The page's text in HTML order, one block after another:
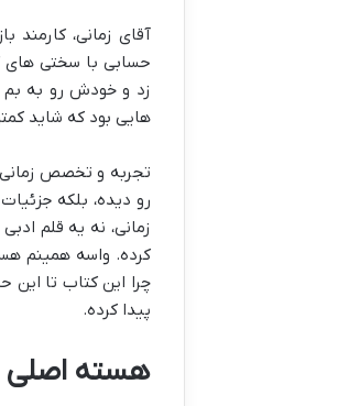
آقای زمانی،
حسابی با سختی های
زد و خودش رو به بم
هایی بود که شاید
تجربه و تخصص زمانی
رو دیده، بلکه
زمانی، نه یه قلم
کرده. واسه همینم
چرا این کتاب تا این
پیدا کرده.
هسته اصلی